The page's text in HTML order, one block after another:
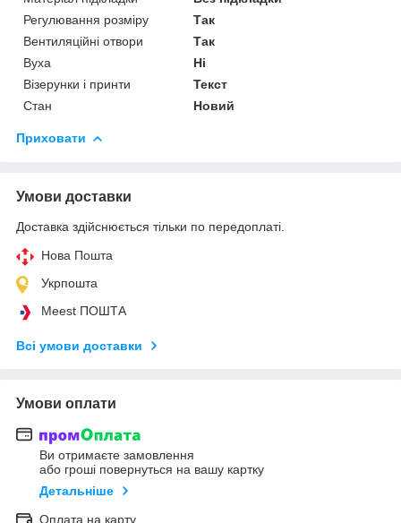
Регулювання розміру
Так
Вентиляційні отвори
Так
Вуха
Ні
Візерунки і принти
Текст
Стан
Новий
Приховати
Умови доставки
Доставка здійснюється тільки по передоплаті.
Нова Пошта
Укрпошта
Meest ПОШТА
Всі умови доставки
Умови оплати
Ви отримаєте замовлення
або гроші повернуться на вашу картку
Детальніше
Оплата на карту